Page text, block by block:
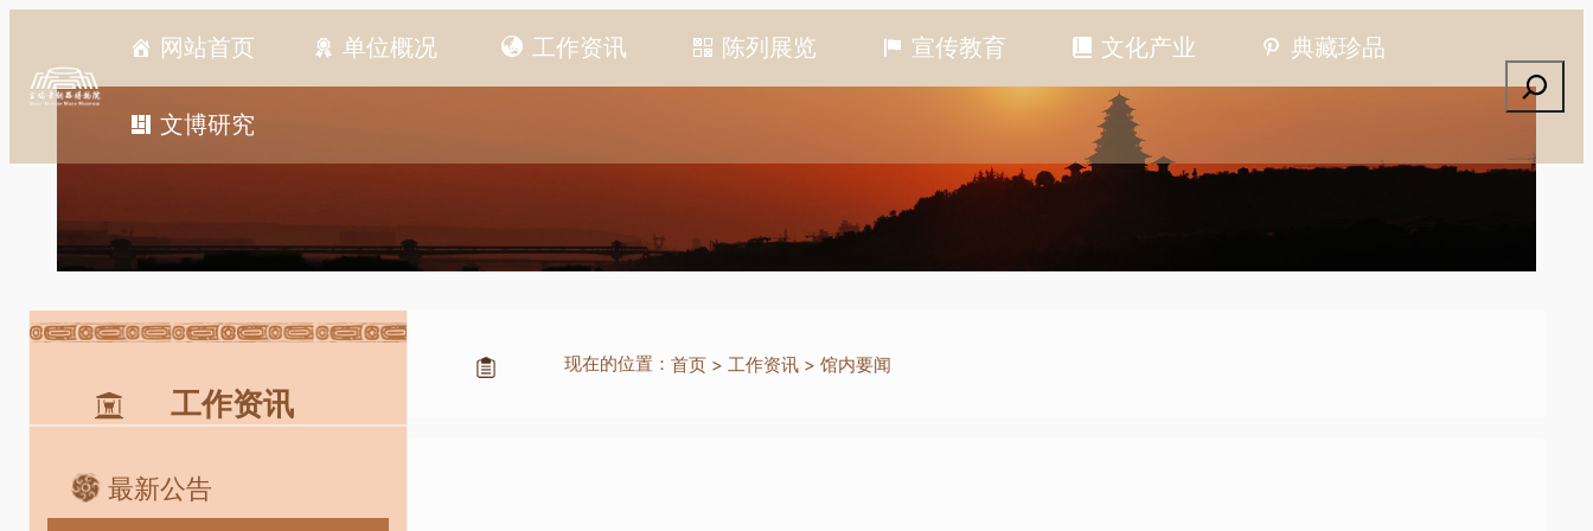
网站首页 单位概况 工作资讯 陈列展览 宣传教育 文化产业 典藏珍品
文博研究
搜索
工作资讯
最新公告
现在的位置： 首页 > 工作资讯 > 馆内要闻